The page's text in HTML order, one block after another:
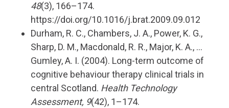
48(3), 166–174.
https://doi.org/10.1016/j.brat.2009.09.012
Durham, R. C., Chambers, J. A., Power, K. G.,
Sharp, D. M., Macdonald, R. R., Major, K. A., …
Gumley, A. I. (2004). Long-term outcome of
cognitive behaviour therapy clinical trials in
central Scotland. Health Technology
Assessment, 9(42), 1–174.